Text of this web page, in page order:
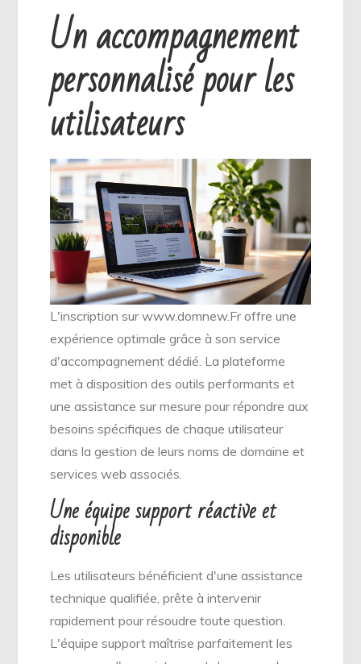
Un accompagnement
personnalisé pour les
utilisateurs
L'inscription sur www.domnew.Fr offre une
expérience optimale grâce à son service
d'accompagnement dédié. La plateforme
met à disposition des outils performants et
une assistance sur mesure pour répondre aux
besoins spécifiques de chaque utilisateur
dans la gestion de leurs noms de domaine et
services web associés.
Une équipe support réactive et
disponible
Les utilisateurs bénéficient d'une assistance
technique qualifiée, prête à intervenir
rapidement pour résoudre toute question.
L'équipe support maîtrise parfaitement les